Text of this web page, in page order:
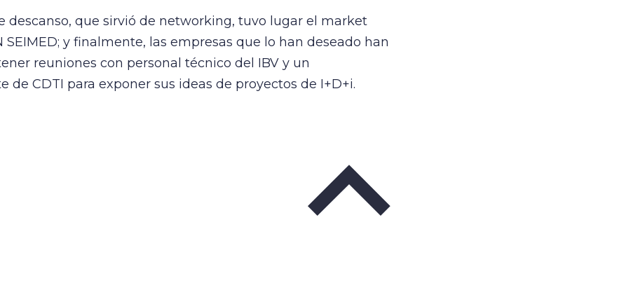
descanso, que sirvió de networking, tuvo lugar el market
SEIMED; y finalmente, las empresas que lo han deseado han
reuniones con personal técnico del IBV y un
de CDTI para exponer sus ideas de proyectos de I+D+i.